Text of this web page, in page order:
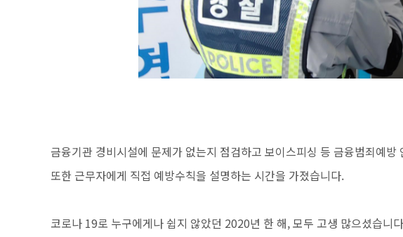
금융기관 경비시설에 문제가 없는지 점검하고 보이스피싱 등 금융범죄예방
또한 근무자에게 직접 예방수칙을 설명하는 시간을 가졌습니다.
코로나 19로 누구에게나 쉽지 않았던 2020년 한 해, 모두 고생 많으셨습니